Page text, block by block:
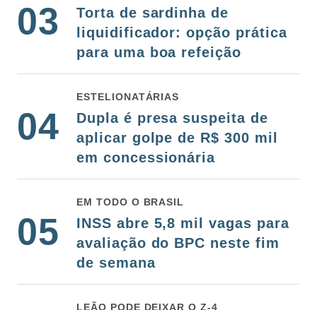
03
Torta de sardinha de
liquidificador: opção prática
para uma boa refeição
04
ESTELIONATÁRIAS
Dupla é presa suspeita de
aplicar golpe de R$ 300 mil
em concessionária
05
EM TODO O BRASIL
INSS abre 5,8 mil vagas para
avaliação do BPC neste fim
de semana
LEÃO PODE DEIXAR O Z-4